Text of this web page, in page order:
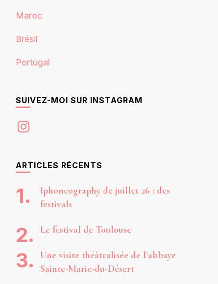
Maroc
Brésil
Portugal
SUIVEZ-MOI SUR INSTAGRAM
Instagram
ARTICLES RÉCENTS
Iphoneography de juillet 26 : des
festivals
Le festival de Toulouse
Une visite théâtralisée de l’abbaye
Sainte-Marie-du-Désert